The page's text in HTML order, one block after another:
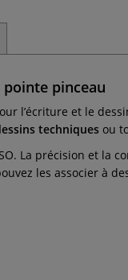
pinceau
l’écriture et le
techniques ou
La précision et la
les associer à